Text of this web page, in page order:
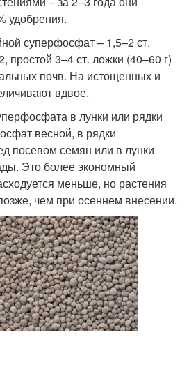
удобрения.
суперфосфат – 1,5–2 ст.
простой 3–4 ст. ложки (40–60 г)
почв. На истощенных и
вдвое.
в лунки или рядки
весной, в рядки
посевом семян или в лунки
Это более экономный
меньше, но растения
чем при осеннем внесении.